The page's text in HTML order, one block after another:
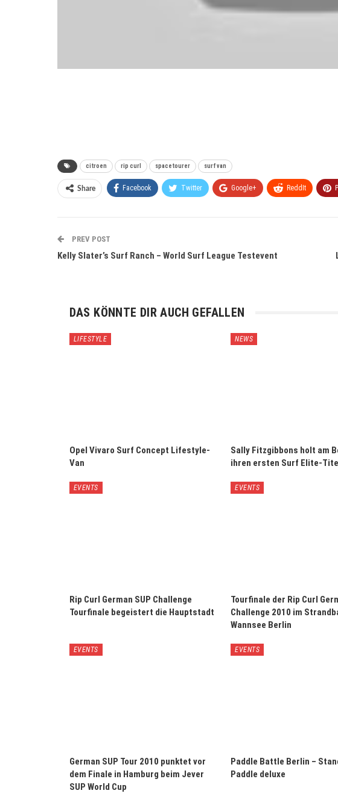
citroen rip curl spacetourer surf van
Share Facebook Twitter Google+ ReddIt
PREV POST
Kelly Slater’s Surf Ranch – World Surf League Testevent
DAS KÖNNTE DIR AUCH GEFALLEN
LIFESTYLE
Opel Vivaro Surf Concept Lifestyle-
Van
NEWS
Sally Fitzgibbons holt am
ihren ersten Surf Elite-Titel
EVENTS
Rip Curl German SUP Challenge
Tourfinale begeistert die Hauptstadt
EVENTS
Tourfinale der Rip Curl
Challenge 2010 im
Wannsee Berlin
EVENTS
German SUP Tour 2010 punktet vor
dem Finale in Hamburg beim Jever
SUP World Cup
EVENTS
Paddle Battle Berlin –
Paddle deluxe